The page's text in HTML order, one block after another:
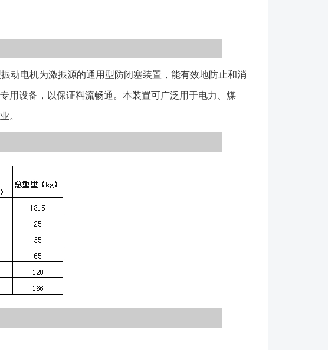
动电机为激振源的通用型防闭塞装置，能有效地防止和消
用设备，以保证料流畅通。本装置可广泛用于电力、煤
。